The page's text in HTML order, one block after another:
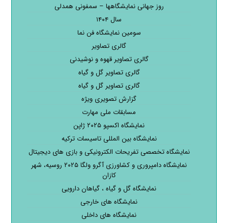
روز جهانی نمایشگاهها – سمفونی همدلی
سال ۱۴۰۴
سومین نمایشگاه فن نما
گالری تصاویر
گالری تصاویر قهوه و نوشیدنی
گالری تصاویر گل و گیاه
گالری تصاویر گل و گیاه
گزارش تصویری ویژه
مسابقات ملی مهارت
نمایشگاه اکسپو ۲۰۲۵ ژاپن
نمایشگاه بین المللی تاسیسات ترکیه
نمایشگاه تخصصی تفریحات الکترونیکی و بازی های دیجیتال
نمایشگاه دامپروری و کشاورزی آگرو ولگا ۲۰۲۵ روسیه، شهر
کازان
نمایشگاه گل و گیاه ، گیاهان دارویی
نمایشگاه های خارجی
نمایشگاه های داخلی